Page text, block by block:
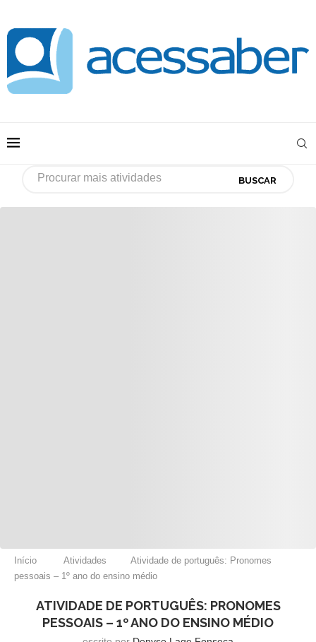
BUSCAR
Início Atividades
Atividade de português: Pronomes
pessoais – 1º ano do ensino médio
ATIVIDADE DE PORTUGUÊS: PRONOMES
PESSOAIS – 1º ANO DO ENSINO MÉDIO